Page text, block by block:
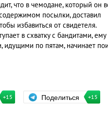
что в чемодане, который он
посылки, доставил
избавиться от свидетеля.
в схватку с бандитами, ему
идущими по пятам, начинает
+15 Поделиться +15